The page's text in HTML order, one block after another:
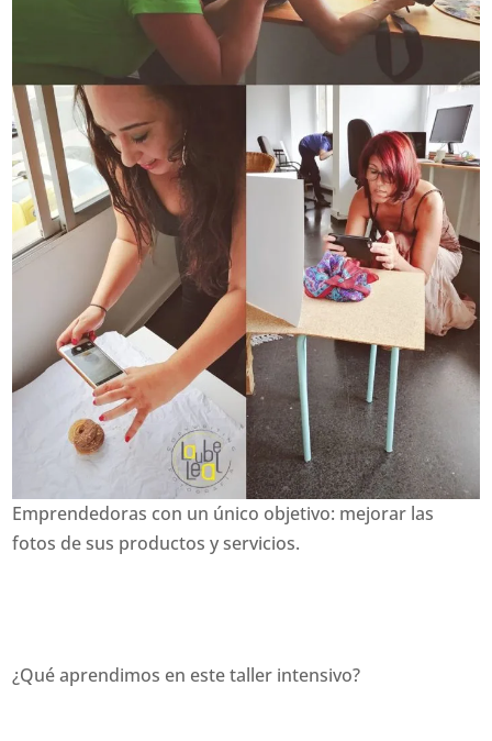
Emprendedoras con un único objetivo: mejorar las
fotos de sus productos y servicios.
¿Qué aprendimos en este taller intensivo?